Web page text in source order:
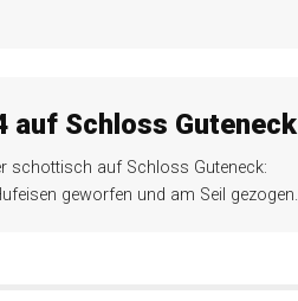
auf Schloss Guteneck
schottisch auf Schloss Guteneck:
geworfen und am Seil gezogen.